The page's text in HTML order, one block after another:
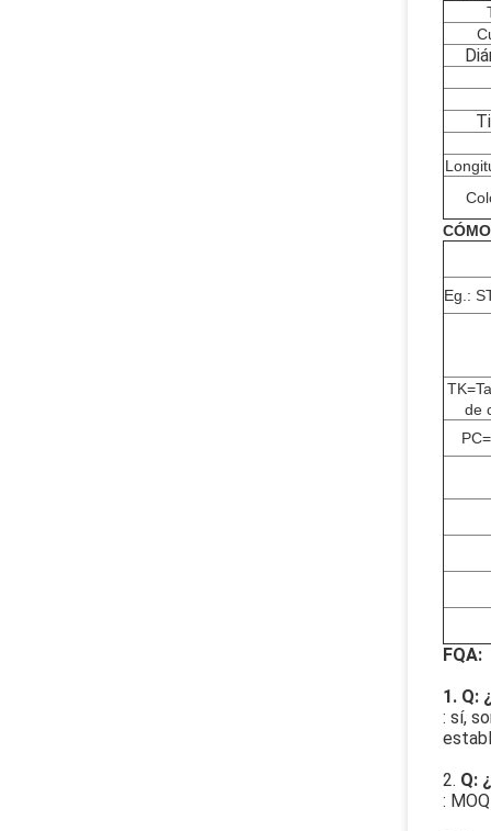
Eg.:
de
FQA:
1. Q:
: sí,
2. Q:
: